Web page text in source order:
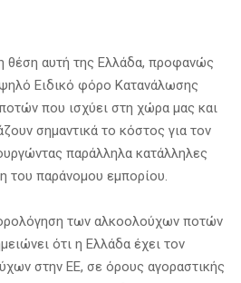
αυτή της Ελλάδα, προφανώς
Ειδικό φόρο Κατανάλωσης
που ισχύει στη χώρα μας και
σημαντικά το κόστος για τον
παράλληλα κατάλληλες
του παράνομου εμπορίου.
των αλκοολούχων ποτών
ότι η Ελλάδα έχει τον
στην ΕΕ, σε όρους αγοραστικής